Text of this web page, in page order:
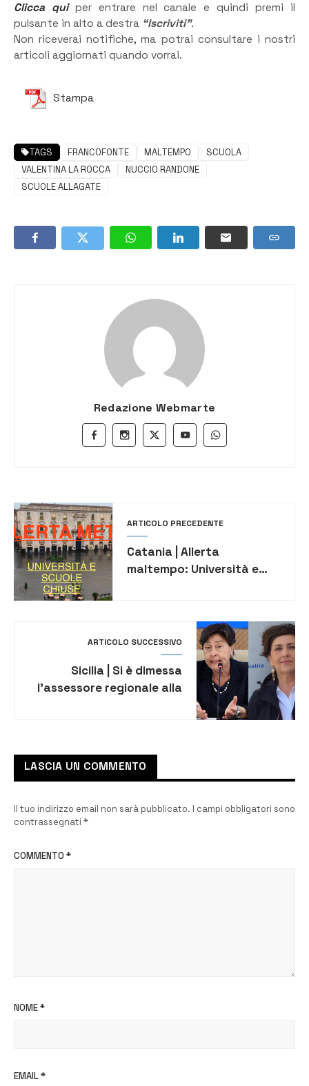
Clicca quiper entrare nel canale e quindi premi il
pulsante in alto a destra “Iscriviti”.
Non riceverai notifiche, ma potrai consultare i nostri
articoli aggiornati quando vorrai.
Stampa
TAGS FRANCOFONTE MALTEMPO
SCUOLA
VALENTINA LA ROCCA
NUCCIO RANDONE
SCUOLE ALLAGATE
Redazione Webmarte
ARTICOLO PRECEDENTE
Catania | Allerta
maltempo: Università e
ARTICOLO SUCCESSIVO
Sicilia | Si è dimessa
l’assessore regionale alla
LASCIA UN COMMENTO
Il tuo indirizzo email non sarà pubblicato. I campi obbligatori sono
contrassegnati *
COMMENTO *
NOME*
EMAIL*